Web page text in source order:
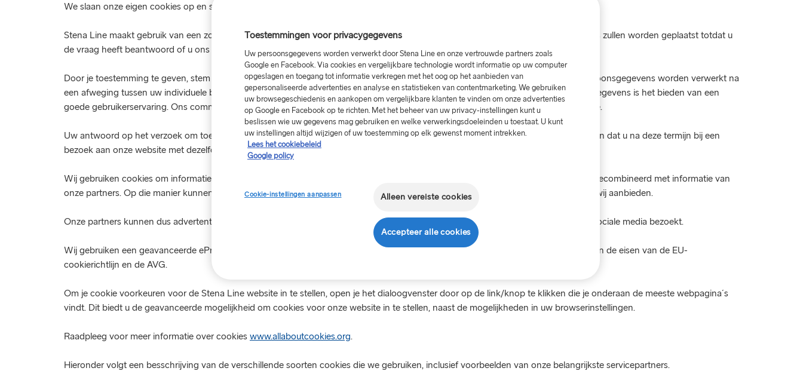
We slaan onze eigen cookies op en staan onze vertrouwde partners toe om hun tracking cookies op te slaan.
Stena Line maakt gebruik van een zogenaamd ‘Model van uitdrukkelijke toestemming voor cookies‘. Dit betekent dat er geen cookies zullen worden geplaatst totdat u
de vraag heeft beantwoord of u ons al dan niet toestaat cookies te plaatsen.
Door je toestemming te geven, stem je in met de verwerking van persoonlijke gegevens die in deze cookies zijn opgeslagen. De persoonsgegevens worden verwerkt na
een afweging tussen uw individuele belangen en onze legitieme belangen. Ons legitieme belang bij de verwerking van uw persoonsgegevens is het bieden van een
goede gebruikerservaring. Ons commerciële belang is daarentegen het verkrijgen van informatie over de bezoekers van onze website.
Uw antwoord op het verzoek om toestemming wordt opgeslagen in een cookie die elke 12 maanden wordt vernieuwd. Dat wil zeggen dat u na deze termijn bij een
bezoek aan onze website met dezelfde computer en browser deze vraag opnieuw krijgt voorgelegd.
Wij gebruiken cookies om informatie te verkrijgen over welke pagina's u bezoekt en in welke volgorde. Deze informatie wordt soms gecombineerd met informatie van
onze partners. Op die manier kunnen wij gebruikers groeperen die een soortgelijke belangstelling lijken te hebben voor de reizen die wij aanbieden.
Onze partners kunnen dus advertenties laten zien die volgens ons interessant en relevant voor u zijn wanneer u andere websites of sociale media bezoekt.
Wij gebruiken een geavanceerde ePrivacy-oplossing waaruit ons respect voor de privacy van onze gebruikers blijkt en die voldoet aan de eisen van de EU-
cookierichtlijn en de AVG.
Om je cookie voorkeuren voor de Stena Line website in te stellen, open je het dialoogvenster door op de link/knop te klikken die je onderaan de meeste webpagina´s
vindt. Dit biedt u de geavanceerde mogelijkheid om cookies voor onze website in te stellen, naast de mogelijkheden in uw browserinstellingen.
Raadpleeg voor meer informatie over cookies www.allaboutcookies.org.
Hieronder volgt een besschrijving van de verschillende soorten cookies die we gebruiken, inclusief voorbeelden van onze belangrijkste servicepartners.
Toestemmingen voor privacygegevens
Uw persoonsgegevens worden verwerkt door Stena Line en onze vertrouwde partners zoals
Google en Facebook. Via cookies en vergelijkbare technologie wordt informatie op uw computer
opgeslagen en toegang tot informatie verkregen met het oog op het aanbieden van
gepersonaliseerde advertenties en analyse en statistieken van contentmarketing. We gebruiken
uw browsegeschiedenis en aankopen om vergelijkbare klanten te vinden om onze advertenties
op Google en Facebook op te richten. Met het beheer van uw privacy-instellingen kunt u
beslissen wie uw gegevens mag gebruiken en welke verwerkingsdoeleinden u toestaat. U kunt
uw instellingen altijd wijzigen of uw toestemming op elk gewenst moment intrekken.
Lees het cookiebeleid
Google policy
Cookie-instellingen aanpassen Alleen vereiste cookies
Accepteer alle cookies